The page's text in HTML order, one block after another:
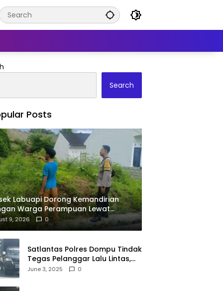
Search
Posts
Labuapi Dorong Kemandirian
Warga Perampuan Lewat
Pekarangan Rumah
9, 2026 0
Satlantas Polres Dompu Tindak
Tegas Pelanggar Lalu Lintas,
Mobil Bodong, dan Kendaraan
June 3, 2025 0